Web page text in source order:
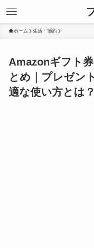
ホーム 生活・節約
Amazonギフト
とめ｜プレゼン
適な使い方とは？